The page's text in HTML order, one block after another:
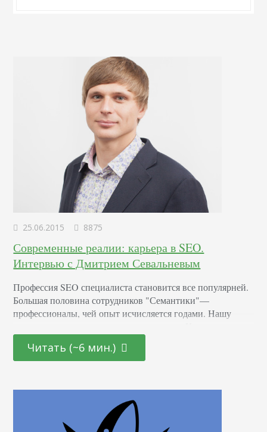
25.06.2015 8875
Современные реалии: карьера в SEO.
Интервью с Дмитрием Севальневым
Профессия SEO специалиста становится все популярней.
Большая половина сотрудников "Семантики"—
профессионалы, чей опыт исчисляется годами. Нашу
карьера сеошника сейчас? А чего ждать в будущем? Столь
волнующую тему мы решили обсудить с опытным
агентстве “Пиксель Плюс”, Дмитрием Севальневым. Дим,
в “Пиксель Плюс” уже далеко…
Читать (~6 мин.)